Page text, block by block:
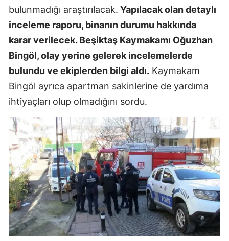
bulunmadığı araştırılacak. Yapılacak olan detaylı
inceleme raporu, binanın durumu hakkında
karar verilecek. Beşiktaş Kaymakamı Oğuzhan
Bingöl, olay yerine gelerek incelemelerde
bulundu ve ekiplerden bilgi aldı. Kaymakam
Bingöl ayrıca apartman sakinlerine de yardıma
ihtiyaçları olup olmadığını sordu.